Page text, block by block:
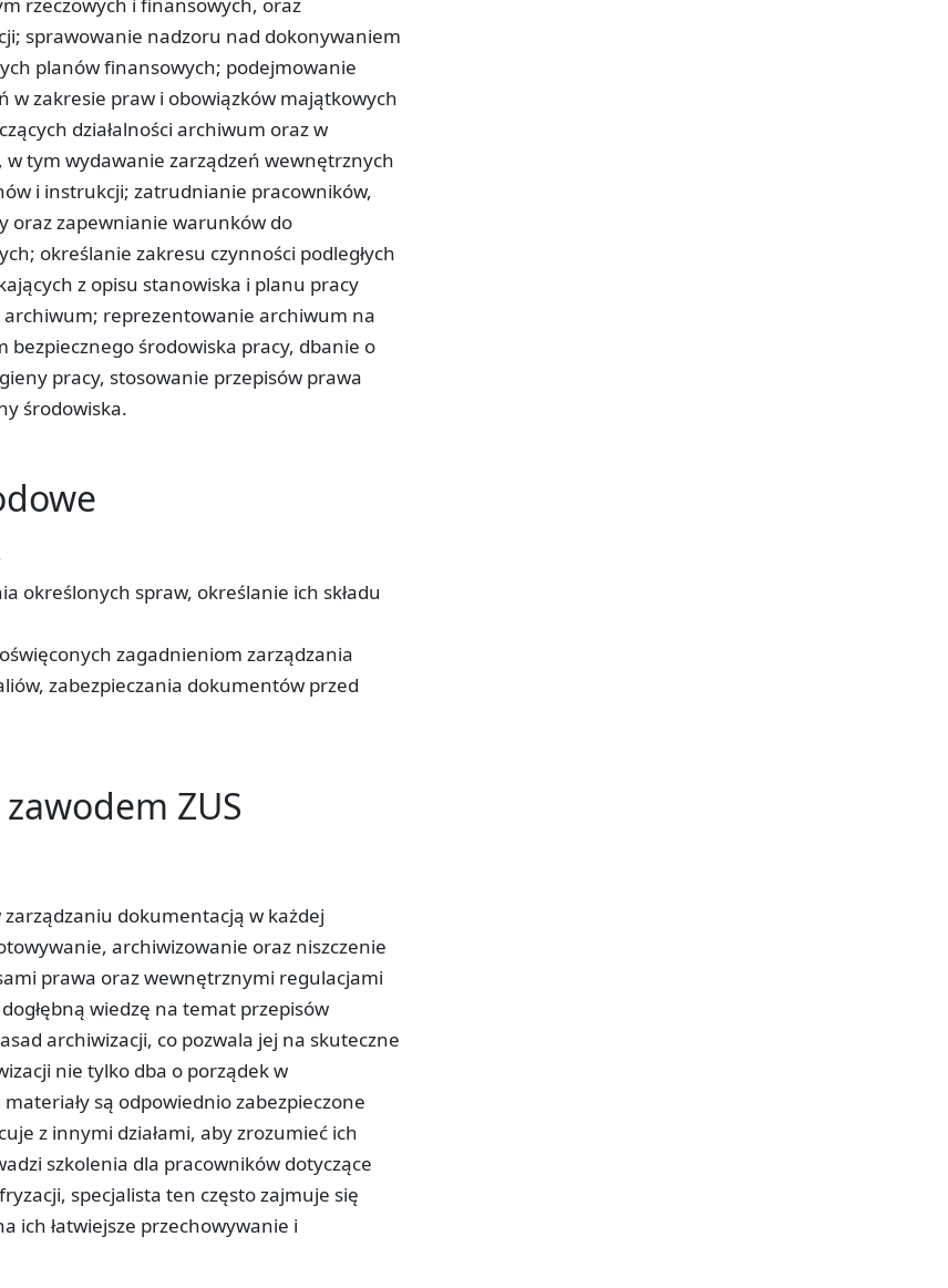
sprawowanie nadzoru nad dokonywaniem
planów finansowych; podejmowanie
w zakresie praw i obowiązków majątkowych
działalności archiwum oraz w
tym wydawanie zarządzeń wewnętrznych
i instrukcji; zatrudnianie pracowników,
oraz zapewnianie warunków do
określanie zakresu czynności podległych
z opisu stanowiska i planu pracy
reprezentowanie archiwum na
środowiska pracy, dbanie o
pracy, stosowanie przepisów prawa
środowiska.
określonych spraw, określanie ich składu
zagadnieniom zarządzania
zabezpieczania dokumentów przed
ZUS
dokumentacją w każdej
archiwizowanie oraz niszczenie
prawa oraz wewnętrznymi regulacjami
wiedzę na temat przepisów
archiwizacji, co pozwala jej na skuteczne
nie tylko dba o porządek w
są odpowiednio zabezpieczone
z innymi działami, aby zrozumieć ich
szkolenia dla pracowników dotyczące
specjalista ten często zajmuje się
ich łatwiejsze przechowywanie i